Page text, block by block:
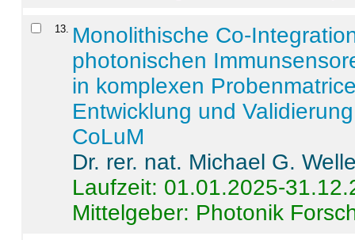
13
Monolithische Co-
photonischen
in komplexen
Entwicklung und
CoLuM
Dr. rer. nat. Michael G.
Laufzeit: 01.01.2025-
Mittelgeber: Photonik